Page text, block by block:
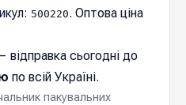
500220. Оптова ціна
відправка cьогодні до
по всій Україні.
пакувальних